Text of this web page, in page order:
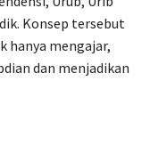
Konsep tersebut
hanya mengajar,
dan menjadikan